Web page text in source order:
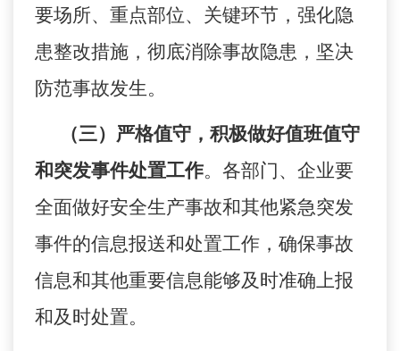
要场所、 重点部位、关键环节，强化隐
患整改措施，彻底消除事故隐患，坚决
防范事故发生。
（三）严格值守，积极做好值班值守
和突发事件处置工作。 各部门、企业要
全面做好安全生产事故和其他紧急突发
事件的信息报送和处置工作，确保事故
信息和其他重要信息能够及时准确上报
和及时处置。